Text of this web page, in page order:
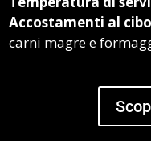
Accostamenti al cibo
carni magre e